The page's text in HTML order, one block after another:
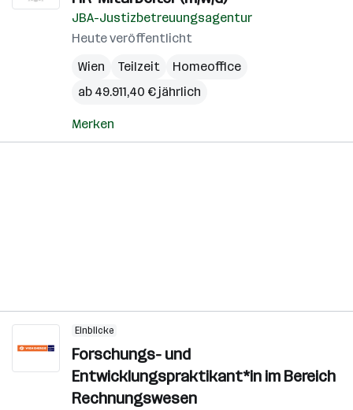
JBA-Justizbetreuungsagentur
Heute veröffentlicht
Wien
Teilzeit
Homeoffice
ab 49.911,40 € jährlich
Merken
Einblicke
Forschungs- und
Entwicklungspraktikant*in im Bereich
Rechnungswesen